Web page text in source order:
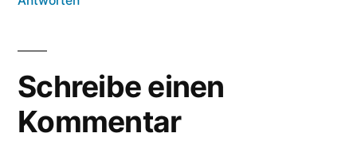
Schreibe einen
Kommentar